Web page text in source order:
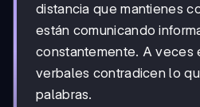
distancia que mantienes
están comunicando
constantemente. A veces
verbales contradicen lo
palabras.